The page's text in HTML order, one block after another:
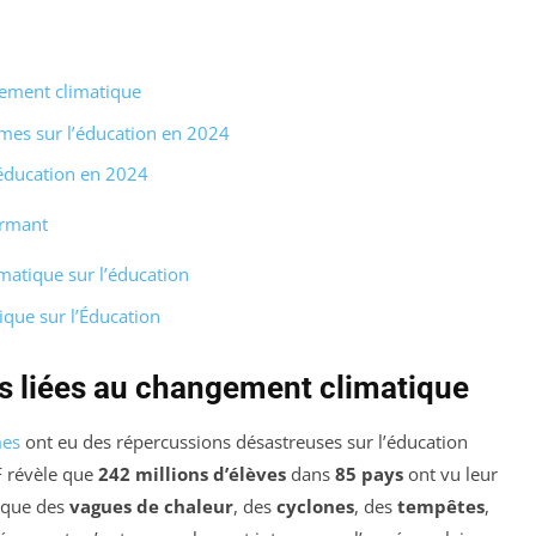
climatique
sur l’éducation en 2024
en 2024
sur l’éducation
sur l’Éducation
liées au changement climatique
ont eu des répercussions désastreuses sur l’éducation
révèle que 242 millions d’élèves dans 85 pays ont vu leur
des vagues de chaleur, des cyclones, des tempêtes,